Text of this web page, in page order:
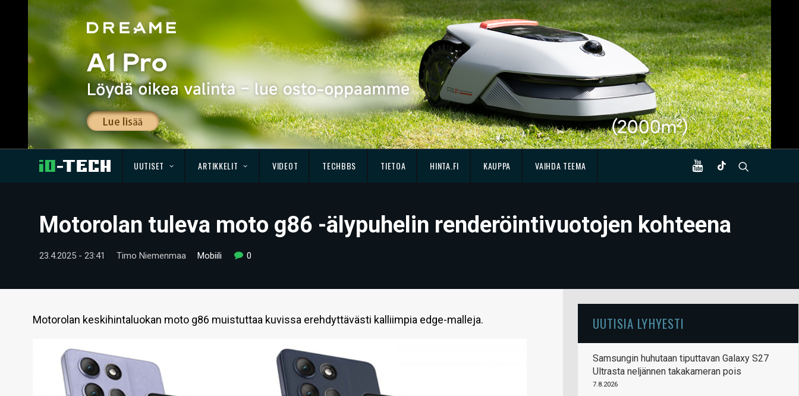
UUTISET ARTIKKELIT VIDEOT TECHBBS TIETOA HINTA.FI KAUPPA VAIHDA TEEMA
Motorolan tuleva moto g86 -älypuhelin renderöintivuotojen kohteena
23.4.2025 - 23:41 Timo Niemenmaa Mobiili 0
Motorolan keskihintaluokan moto g86 muistuttaa kuvissa erehdyttävästi kalliimpia edge-malleja. UUTISIA LYHYESTI
Samsungin huhutaan tiputtavan Galaxy S27
Ultrasta neljännen takakameran pois
7.8.2026